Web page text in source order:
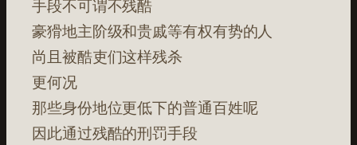
手段不可谓不残酷
豪猾地主阶级和贵戚等有权有势的人
尚且被酷吏们这样残杀
更何况
那些身份地位更低下的普通百姓呢
因此通过残酷的刑罚手段